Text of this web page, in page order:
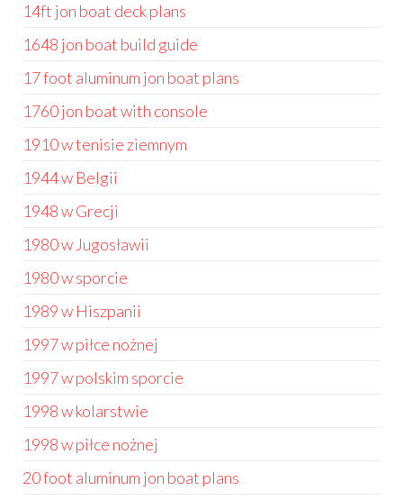
14ft jon boat deck plans
1648 jon boat build guide
17 foot aluminum jon boat plans
1760 jon boat with console
1910 w tenisie ziemnym
1944 w Belgii
1948 w Grecji
1980 w Jugosławii
1980 w sporcie
1989 w Hiszpanii
1997 w piłce nożnej
1997 w polskim sporcie
1998 w kolarstwie
1998 w piłce nożnej
20 foot aluminum jon boat plans